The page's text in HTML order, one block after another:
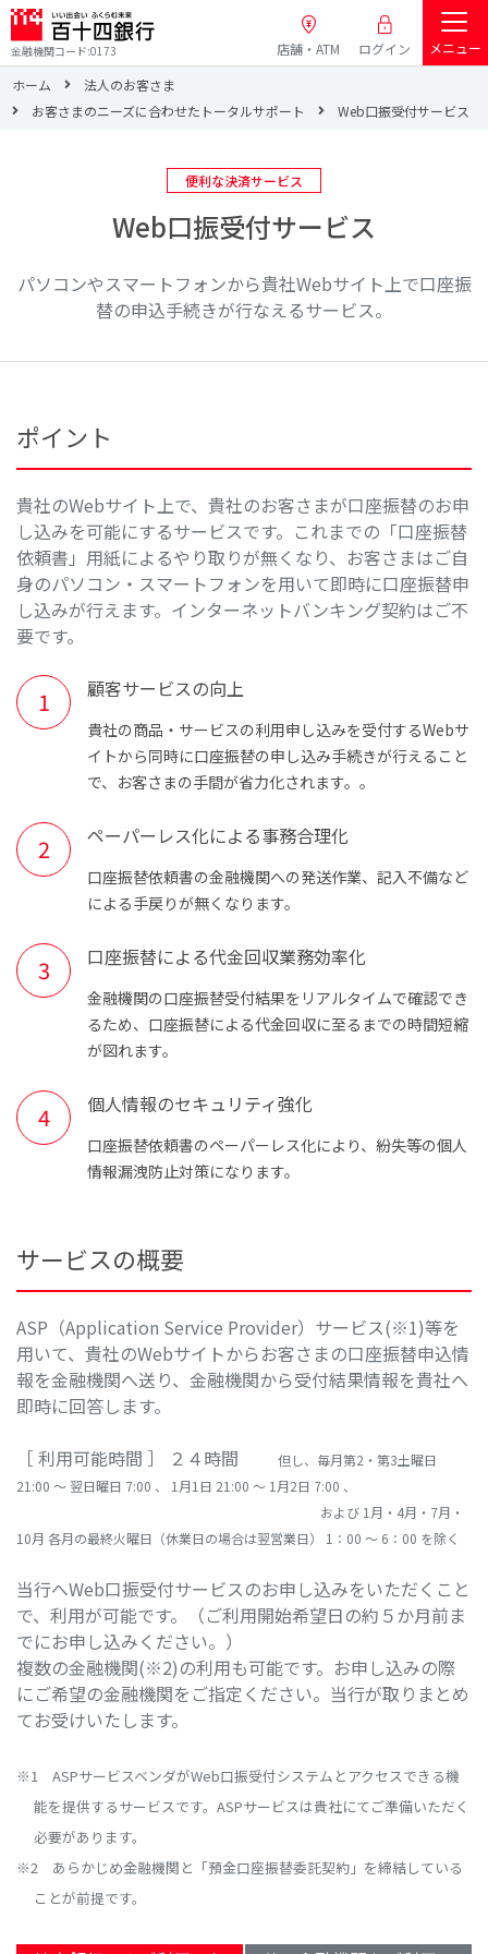
金融機関コード:0173 店舗・ATM ログイン
メニュー
ホーム
法人のお客さま
お客さまのニーズに合わせたトータルサポート
Web口振受付サービス
便利な決済サービス
Web口振受付サービス
パソコンやスマートフォンから貴社Webサイト上で口座振
替の申込手続きが行なえるサービス。
ポイント
貴社のWebサイト上で、貴社のお客さまが口座振替のお申
し込みを可能にするサービスです。これまでの「口座振替
依頼書」用紙によるやり取りが無くなり、お客さまはご自
身のパソコン・スマートフォンを用いて即時に口座振替申
し込みが行えます。インターネットバンキング契約はご不
要です。
顧客サービスの向上
貴社の商品・サービスの利用申し込みを受付するWebサ
イトから同時に口座振替の申し込み手続きが行えること
で、お客さまの手間が省力化されます。。
ペーパーレス化による事務合理化
口座振替依頼書の金融機関への発送作業、記入不備など
による手戻りが無くなります。
口座振替による代金回収業務効率化
金融機関の口座振替受付結果をリアルタイムで確認でき
るため、口座振替による代金回収に至るまでの時間短縮
が図れます。
個人情報のセキュリティ強化
口座振替依頼書のペーパーレス化により、紛失等の個人
情報漏洩防止対策になります。
サービスの概要
ASP（Application Service Provider）サービス(※1)等を
用いて、貴社のWebサイトからお客さまの口座振替申込情
報を金融機関へ送り、金融機関から受付結果情報を貴社へ
即時に回答します。
［ 利用可能時間 ］ ２４時間
但し、毎月第2・第3土曜日
21:00 ～ 翌日曜日 7:00 、 1月1日 21:00 ～ 1月2日 7:00 、
および 1月・4月・7月・
10月 各月の最終火曜日（休業日の場合は翌営業日） 1：00 ～ 6：00 を除く
当行へWeb口振受付サービスのお申し込みをいただくこと
で、利用が可能です。（ご利用開始希望日の約５か月前ま
でにお申し込みください。）
複数の金融機関(※2)の利用も可能です。お申し込みの際
にご希望の金融機関をご指定ください。当行が取りまとめ
てお受けいたします。
※1 ASPサービスベンダがWeb口振受付システムとアクセスできる機
能を提供するサービスです。ASPサービスは貴社にてご準備いただく
必要があります。
※2 あらかじめ金融機関と「預金口座振替委託契約」を締結している
ことが前提です。